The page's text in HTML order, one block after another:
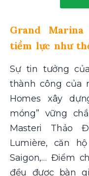
Grand
tiềm lực như
Sự tin tưởng
thành công của
Homes xây
móng” vững
Masteri Thảo
Lumière, căn
Saigon,… Điểm
đều được bàn